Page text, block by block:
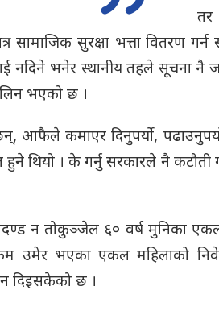
सामाजिक सुरक्षा भत्ता वितरण
नदिने भनेर स्थानीय तहले सूचना नै
भएको छ ।
आफैले कमाएर दिनुपर्यो,
थियो । के गर्नु सरकारले नै
न तोकुञ्जेल ६० वर्ष मुनिका एकल
उमेर भएका एकल महिलाको
दिइसकेको छ ।